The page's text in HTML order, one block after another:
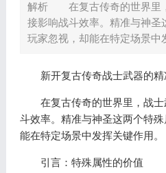
解析 在复古传奇的世界里
接影响战斗效率。精准与神圣
玩家忽视，却能在特定场景中
新开复古传奇战士武器的精
在复古传奇的世界里，战士
斗效率。精准与神圣这两个特
能在特定场景中发挥关键作用。
引言：特殊属性的价值